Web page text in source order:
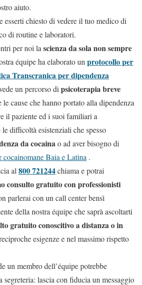
aiuto.
esserti chiesto di vedere il tuo medico di
di routine e laboratori.
per noi la scienza da sola non sempre
équipe ha elaborato un protocollo per
Transcranica per dipendenza
un percorso di psicoterapia breve
le cause che hanno portato alla dipendenza
il paziente ed i suoi familiari a
difficoltà esistenziali che spesso
da cocainao ad aver bisogno di
cocainomane Baia e Latina .
al 800 721244chiama e potrai
consulto gratuito con professionisti
parlerai con un call center bensì
della nostra équipe che saprà ascoltarti
gratuito conoscitivo a distanza o in
esigenze e nel massimo rispetto
un membro dell’équipe potrebbe
segreteria: lascia con fiducia un messaggio